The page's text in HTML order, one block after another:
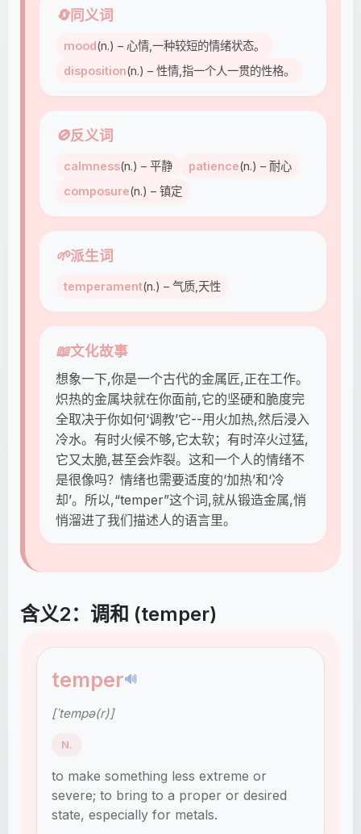
🔄同义词
mood(n.) – 心情,一种较短的情绪状态。
disposition(n.) – 性情,指一个人一贯的性格。
🚫反义词
calmness(n.) – 平静 patience(n.) – 耐心
composure(n.) – 镇定
🌱派生词
temperament(n.) – 气质,天性
📖文化故事
想象一下,你是一个古代的金属匠,正在工作。
炽热的金属块就在你面前,它的坚硬和脆度完
全取决于你如何‘调教’它--用火加热,然后浸入
冷水。有时火候不够,它太软；有时淬火过猛,
它又太脆,甚至会炸裂。这和一个人的情绪不
是很像吗？情绪也需要适度的‘加热’和‘冷
却’。所以,“temper”这个词,就从锻造金属,悄
悄溜进了我们描述人的语言里。
含义2：调和 (temper)
temper🔊
[ˈtempə(r)]
N.
to make something less extreme or
severe; to bring to a proper or desired
state, especially for metals.